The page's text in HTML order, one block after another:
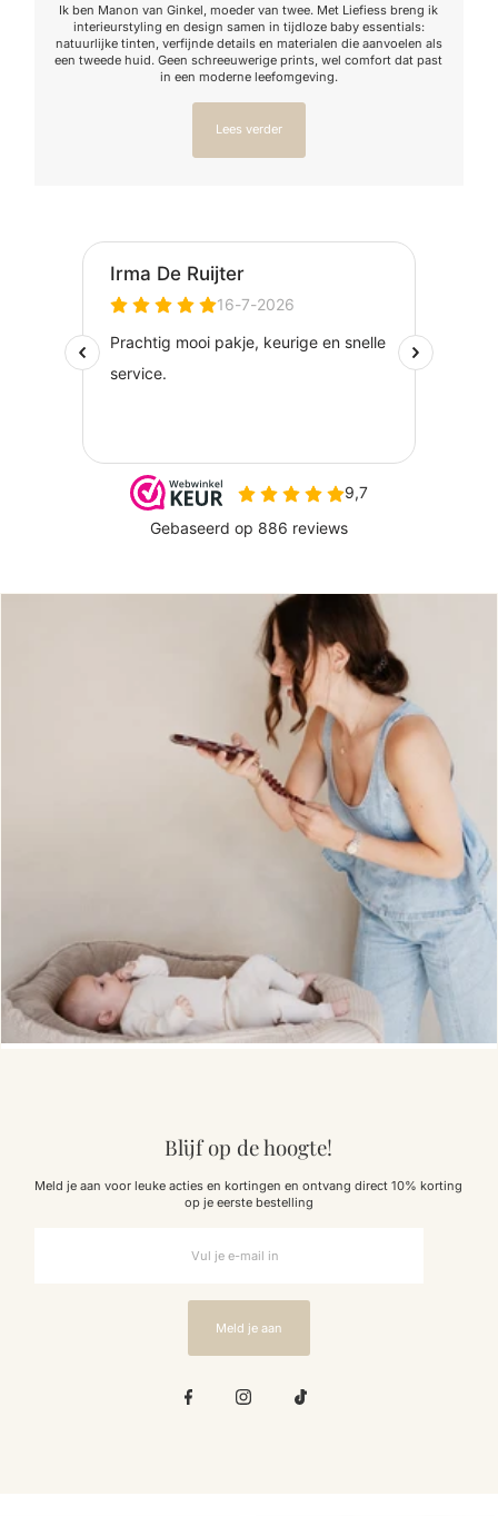
Ik ben Manon van Ginkel, moeder van twee. Met Liefiess breng ik
interieurstyling en design samen in tijdloze baby essentials:
natuurlijke tinten, verfijnde details en materialen die aanvoelen als
een tweede huid. Geen schreeuwerige prints, wel comfort dat past
in een moderne leefomgeving.
Lees verder
Blijf op de hoogte!
Meld je aan voor leuke acties en kortingen en ontvang direct 10% korting
op je eerste bestelling
Meld je aan